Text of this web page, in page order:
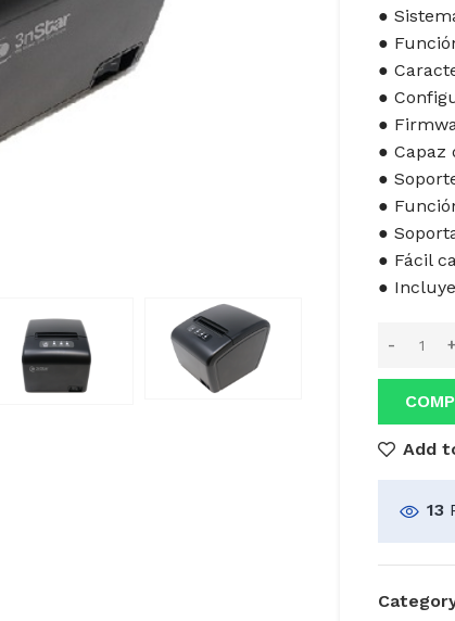
●
●
●
●
●
● Capaz
●
●
●
● Fácil
●
Add
13